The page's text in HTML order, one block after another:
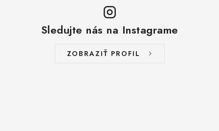
Sledujte nás na Instagrame
ZOBRAZIŤ PROFIL